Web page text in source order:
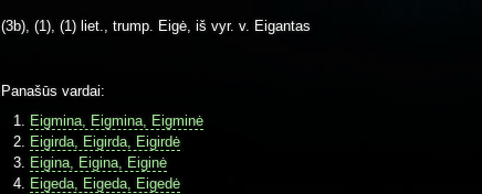
(3b), (1), (1) liet., trump. Eigė, iš vyr. v. Eigantas
Panašūs vardai:
Eigmina, Eigmina, Eigminė
Eigirda, Eigirda, Eigirdė
Eigina, Eigina, Eiginė
Eigeda, Eigeda, Eigedė